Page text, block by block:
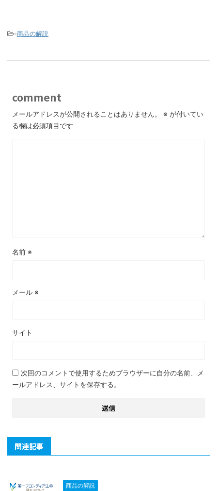
-商品の解説
comment
メールアドレスが公開されることはありません。 ※ が付いてい
る欄は必須項目です
名前 ※
メール ※
サイト
次回のコメントで使用するためブラウザーに自分の名前、メ
ールアドレス、サイトを保存する。
関連記事
商品の解説